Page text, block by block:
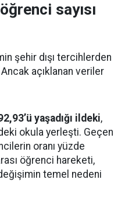
sayısı
şehir dışı tercihlerden
açıklanan veriler
yaşadığı ildeki,
okula yerleşti. Geçen
oranı yüzde
öğrenci hareketi,
temel nedeni